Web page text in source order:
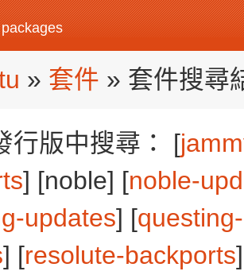
» 套件 » 套件搜尋
行版中搜尋： [
] [noble] [noble-
updates] [
] [resolute-backports